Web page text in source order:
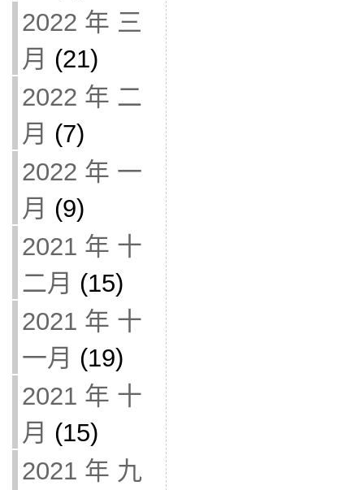
2022 年 三
月 (21)
2022 年 二
月 (7)
2022 年 一
月 (9)
2021 年 十
二月 (15)
2021 年 十
一月 (19)
2021 年 十
月 (15)
2021 年 九